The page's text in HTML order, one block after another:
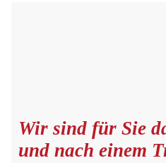
Wir sind für Sie
und nach einem